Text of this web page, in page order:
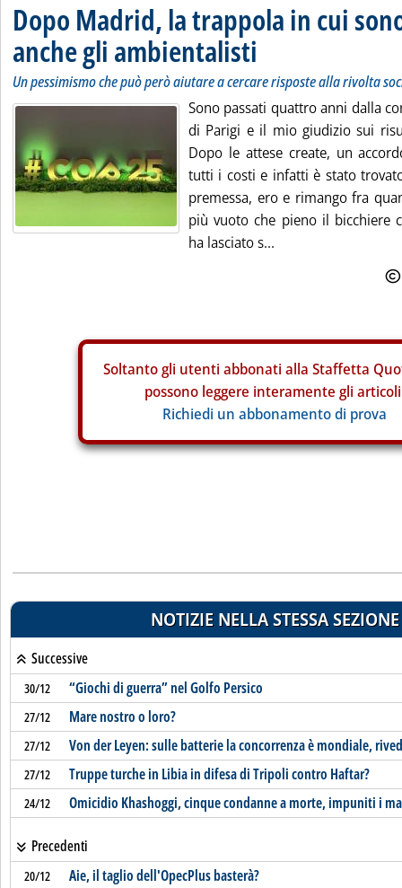
Dopo Madrid, la trappola in cui
anche gli ambientalisti
Un pessimismo che può però aiutare a cercare risposte alla rivolta
Sono passati quattro anni dalla
di Parigi e il mio giudizio sui
Dopo le attese create, un
tutti i costi e infatti è stato
premessa, ero e rimango fra
più vuoto che pieno il bicchiere
ha lasciato s...
Soltanto gli utenti abbonati alla Staffetta
possono leggere interamente gli
Richiedi un abbonamento di prova
NOTIZIE NELLA STESSA SEZIONE
Successive
30/12 “Giochi di guerra” nel Golfo Persico
27/12 Mare nostro o loro?
27/12 Von der Leyen: sulle batterie la concorrenza è mondiale,
27/12 Truppe turche in Libia in difesa di Tripoli contro Haftar?
24/12 Omicidio Khashoggi, cinque condanne a morte, impuniti i
Precedenti
20/12 Aie, il taglio dell'OpecPlus basterà?